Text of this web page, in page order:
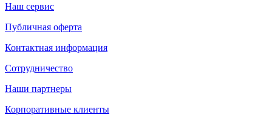
Наш сервис
Публичная оферта
Контактная информация
Сотрудничество
Наши партнеры
Корпоративные клиенты